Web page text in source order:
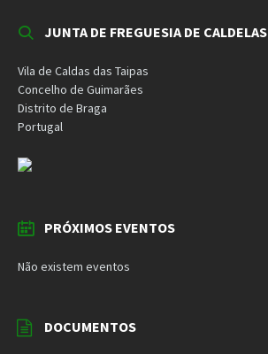
JUNTA DE FREGUESIA DE CALDELAS
Vila de Caldas das Taipas
Concelho de Guimarães
Distrito de Braga
Portugal
PRÓXIMOS EVENTOS
Não existem eventos
DOCUMENTOS